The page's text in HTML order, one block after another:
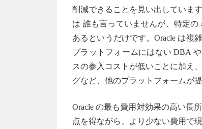
削減できることを見い出していま
は 誰も言っていませんが、特定
あるというだけです。Oracle は複
プラットフォームにはない DBA
スの参入コストが低いことに加え
グなど、他のプラットフォームが
Oracle の最も費用対効果の高い長
点を得ながら、より少ない費用で